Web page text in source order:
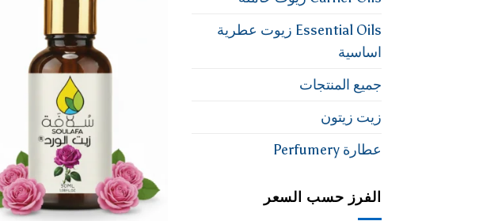
Essential Oils زيوت عطرية
اساسية
جميع المنتجات
زيت زيتون
عطارة Perfumery
الفرز حسب السعر